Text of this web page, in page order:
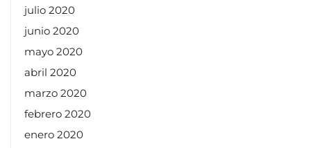
julio 2020
junio 2020
mayo 2020
abril 2020
marzo 2020
febrero 2020
enero 2020